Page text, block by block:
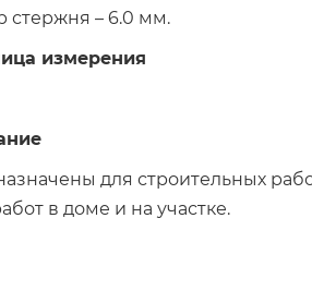
стержня – 6.0 мм.
измерения
для строительных
в доме и на участке.